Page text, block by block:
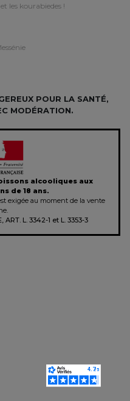
les kourabiedes !
POUR LA SANTÉ,
MODÉRATION.
alcooliques aux
de 18 ans.
exigée au moment de la vente
ART. L. 3342-1 et L. 3353-3